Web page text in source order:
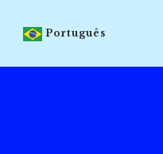
Português